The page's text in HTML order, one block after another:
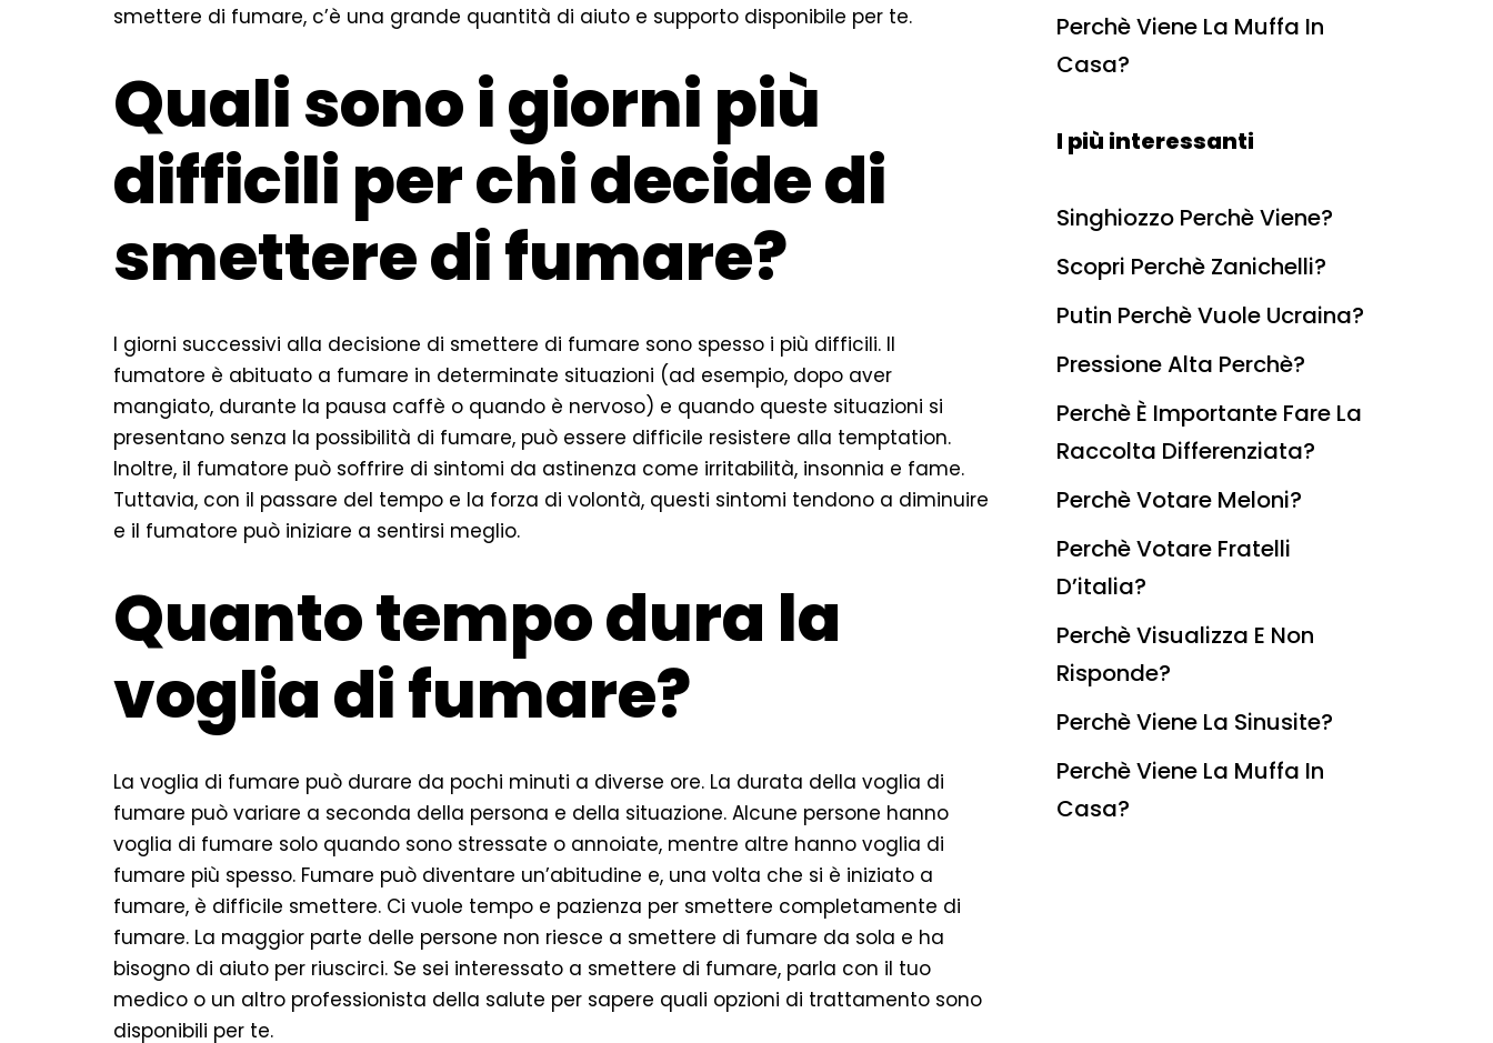
smettere di fumare, c’è una grande quantità di aiuto e supporto disponibile per te.
Quali sono i giorni più
difficili per chi decide di
smettere di fumare?
I giorni successivi alla decisione di smettere di fumare sono spesso i più difficili. Il
fumatore è abituato a fumare in determinate situazioni (ad esempio, dopo aver
mangiato, durante la pausa caffè o quando è nervoso) e quando queste situazioni si
presentano senza la possibilità di fumare, può essere difficile resistere alla temptation.
Inoltre, il fumatore può soffrire di sintomi da astinenza come irritabilità, insonnia e fame.
Tuttavia, con il passare del tempo e la forza di volontà, questi sintomi tendono a diminuire
e il fumatore può iniziare a sentirsi meglio.
Quanto tempo dura la
voglia di fumare?
La voglia di fumare può durare da pochi minuti a diverse ore. La durata della voglia di
fumare può variare a seconda della persona e della situazione. Alcune persone hanno
voglia di fumare solo quando sono stressate o annoiate, mentre altre hanno voglia di
fumare più spesso. Fumare può diventare un’abitudine e, una volta che si è iniziato a
fumare, è difficile smettere. Ci vuole tempo e pazienza per smettere completamente di
fumare. La maggior parte delle persone non riesce a smettere di fumare da sola e ha
bisogno di aiuto per riuscirci. Se sei interessato a smettere di fumare, parla con il tuo
medico o un altro professionista della salute per sapere quali opzioni di trattamento sono
disponibili per te.
Perchè Viene La Muffa In
Casa?
I più interessanti
Singhiozzo Perchè Viene?
Scopri Perchè Zanichelli?
Putin Perchè Vuole Ucraina?
Pressione Alta Perchè?
Perchè È Importante Fare La
Raccolta Differenziata?
Perchè Votare Meloni?
Perchè Votare Fratelli
D’italia?
Perchè Visualizza E Non
Risponde?
Perchè Viene La Sinusite?
Perchè Viene La Muffa In
Casa?